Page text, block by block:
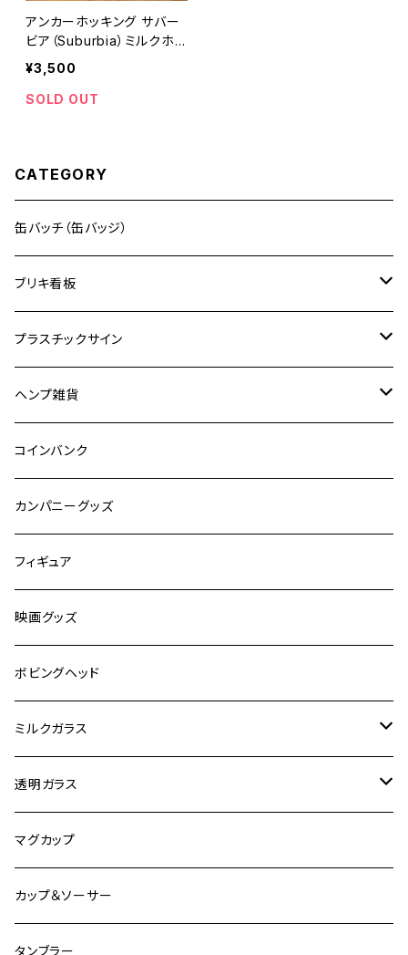
アンカーホッキング サバー
ビア（Suburbia）ミルクホワ
イト カップ ファイヤーキン
グ（Fire-King）
¥3,500
SOLD OUT
CATEGORY
缶バッチ（缶バッジ）
ブリキ看板
ドリンク
食品
自動車
嗜好品
スポーツ
有名人
キャラクター
オートバイ
観光
ビンテージ加工
その他
プラスチックサイン
映画
キャラクター
ヘンプ雑貨
麻紐
コインバンク
カンパニーグッズ
フィギュア
映画グッズ
ボビングヘッド
ミルクガラス
ヘーゼルアトラス
ファイヤーキング
グラスベイク
透明ガラス
アンカーホッキング
グラスベイク
マグカップ
カップ＆ソーサー
タンブラー